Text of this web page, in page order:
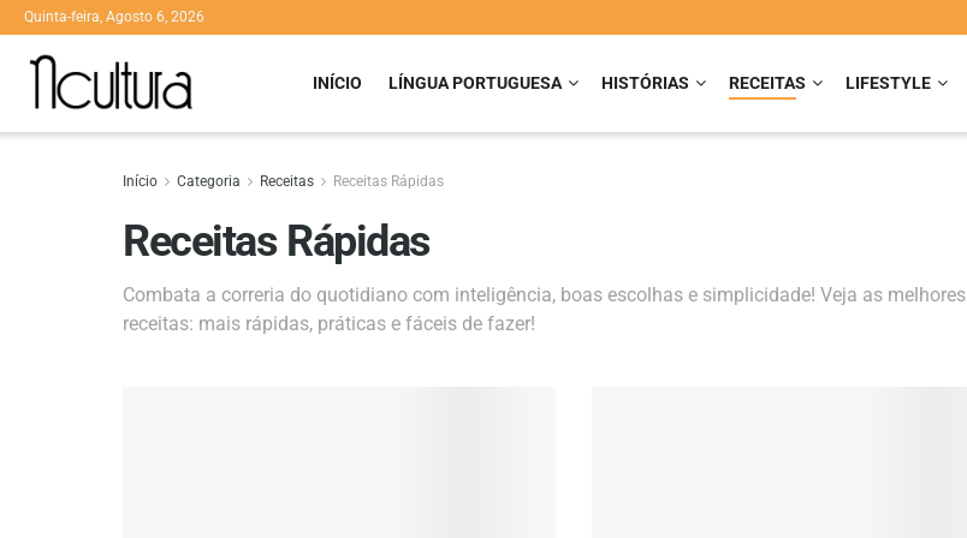
Quinta-feira, Agosto 6, 2026
INÍCIO LÍNGUA PORTUGUESA HISTÓRIAS RECEITAS LIFESTYLE
Início Categoria Receitas Receitas Rápidas
Receitas Rápidas
Combata a correria do quotidiano com inteligência, boas escolhas e simplicidade! Veja as melhores
receitas: mais rápidas, práticas e fáceis de fazer!